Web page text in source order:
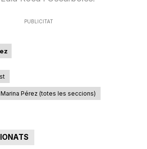
PUBLICITAT
Pérez (totes les seccions)